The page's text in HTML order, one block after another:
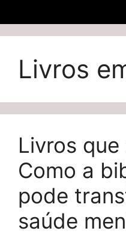
Livros
Livros que
Como a
pode
saúde